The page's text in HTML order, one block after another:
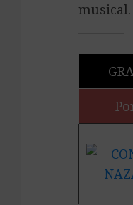
musical.